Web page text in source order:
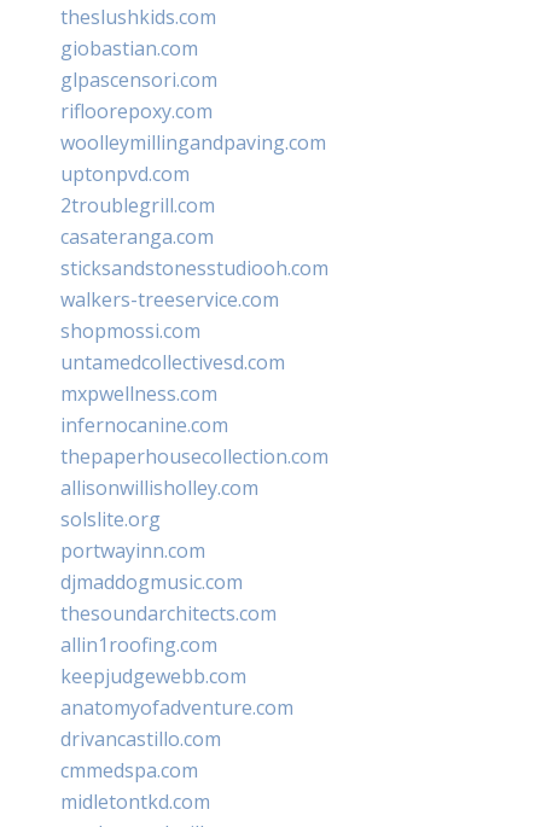
theslushkids.com
giobastian.com
glpascensori.com
rifloorepoxy.com
woolleymillingandpaving.com
uptonpvd.com
2troublegrill.com
casateranga.com
sticksandstonesstudiooh.com
walkers-treeservice.com
shopmossi.com
untamedcollectivesd.com
mxpwellness.com
infernocanine.com
thepaperhousecollection.com
allisonwillisholley.com
solslite.org
portwayinn.com
djmaddogmusic.com
thesoundarchitects.com
allin1roofing.com
keepjudgewebb.com
anatomyofadventure.com
drivancastillo.com
cmmedspa.com
midletontkd.com